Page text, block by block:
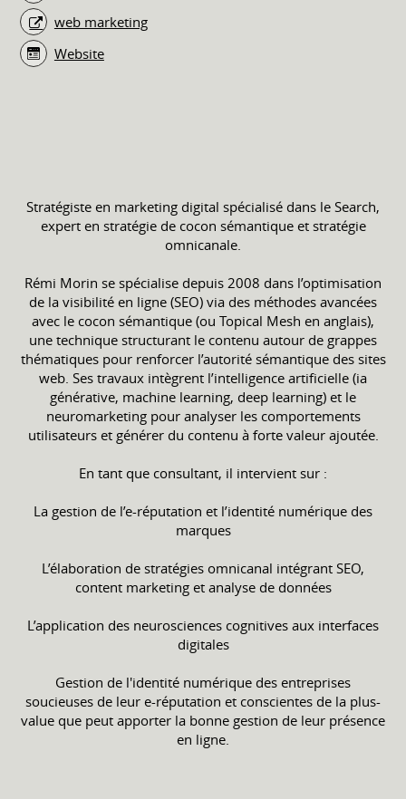
web marketing
Website
Stratégiste en marketing digital spécialisé dans le Search,
expert en stratégie de cocon sémantique et stratégie
omnicanale.
Rémi Morin se spécialise depuis 2008 dans l’optimisation
de la visibilité en ligne (SEO) via des méthodes avancées
avec le cocon sémantique (ou Topical Mesh en anglais),
une technique structurant le contenu autour de grappes
thématiques pour renforcer l’autorité sémantique des sites
web. Ses travaux intègrent l’intelligence artificielle (ia
générative, machine learning, deep learning) et le
neuromarketing pour analyser les comportements
utilisateurs et générer du contenu à forte valeur ajoutée.
En tant que consultant, il intervient sur :
La gestion de l’e-réputation et l’identité numérique des
marques
L’élaboration de stratégies omnicanal intégrant SEO,
content marketing et analyse de données
L’application des neurosciences cognitives aux interfaces
digitales
Gestion de l'identité numérique des entreprises
soucieuses de leur e-réputation et conscientes de la plus-
value que peut apporter la bonne gestion de leur présence
en ligne.